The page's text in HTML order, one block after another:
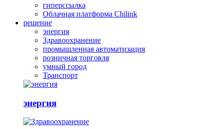
гиперссылка
Облачная платформа Chilink
решение
энергия
Здравоохранение
промышленная автоматизация
розничная торговля
умный город
Транспорт
энергия